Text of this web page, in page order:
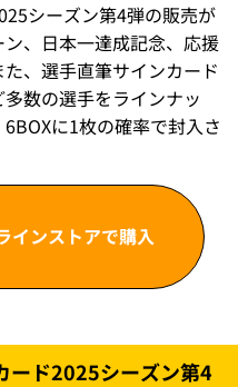
シーズン第4弾の販売が
、日本一達成記念、応援
、選手直筆サインカード
数の選手をラインナッ
に1枚の確率で封入さ
インストアで購入
ード2025シーズン第4